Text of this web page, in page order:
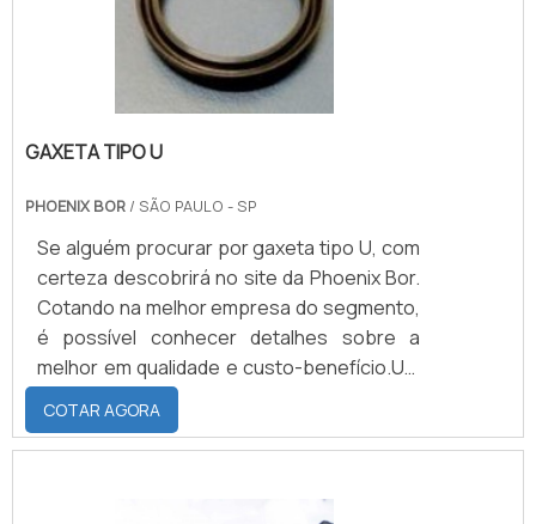
GAXETA TIPO U
PHOENIX BOR / SÃO PAULO - SP
Se alguém procurar por gaxeta tipo U, com
certeza descobrirá no site da Phoenix Bor.
Cotando na melhor empresa do segmento,
é possível conhecer detalhes sobre a
melhor em qualidade e custo-benefício.UM
POUCO MAIS SOBRE A GAXETA TIPO USe
alguém busca por gaxeta tipo U em uma
empresa comprometida com os serviços,
trabalha com vedações industriais e peças
COTAR AGORA